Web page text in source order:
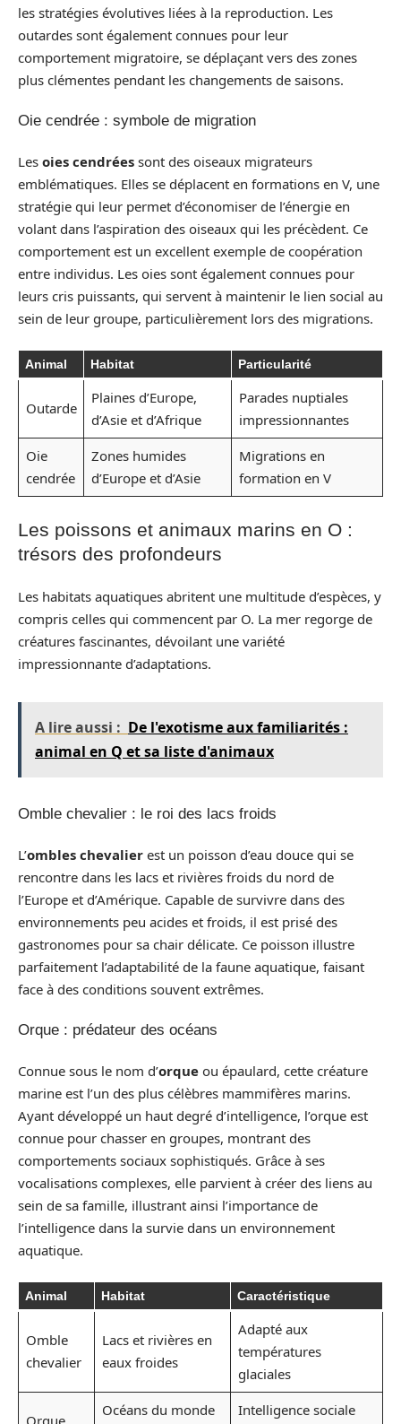
les stratégies évolutives liées à la reproduction. Les
outardes sont également connues pour leur
comportement migratoire, se déplaçant vers des zones
plus clémentes pendant les changements de saisons.
Oie cendrée : symbole de migration
Les oies cendrées sont des oiseaux migrateurs
emblématiques. Elles se déplacent en formations en V, une
stratégie qui leur permet d’économiser de l’énergie en
volant dans l’aspiration des oiseaux qui les précèdent. Ce
comportement est un excellent exemple de coopération
entre individus. Les oies sont également connues pour
leurs cris puissants, qui servent à maintenir le lien social au
sein de leur groupe, particulièrement lors des migrations.
Animal Habitat Particularité
Outarde
Plaines d’Europe,
d’Asie et d’Afrique
Parades nuptiales
impressionnantes
Oie
cendrée
Zones humides
d’Europe et d’Asie
Migrations en
formation en V
Les poissons et animaux marins en O :
trésors des profondeurs
Les habitats aquatiques abritent une multitude d’espèces, y
compris celles qui commencent par O. La mer regorge de
créatures fascinantes, dévoilant une variété
impressionnante d’adaptations.
A lire aussi : De l'exotisme aux familiarités :
animal en Q et sa liste d'animaux
Omble chevalier : le roi des lacs froids
L’ombles chevalier est un poisson d’eau douce qui se
rencontre dans les lacs et rivières froids du nord de
l’Europe et d’Amérique. Capable de survivre dans des
environnements peu acides et froids, il est prisé des
gastronomes pour sa chair délicate. Ce poisson illustre
parfaitement l’adaptabilité de la faune aquatique, faisant
face à des conditions souvent extrêmes.
Orque : prédateur des océans
Connue sous le nom d’orque ou épaulard, cette créature
marine est l’un des plus célèbres mammifères marins.
Ayant développé un haut degré d’intelligence, l’orque est
connue pour chasser en groupes, montrant des
comportements sociaux sophistiqués. Grâce à ses
vocalisations complexes, elle parvient à créer des liens au
sein de sa famille, illustrant ainsi l’importance de
l’intelligence dans la survie dans un environnement
aquatique.
Animal Habitat Caractéristique
Omble
chevalier
Lacs et rivières en
eaux froides
Adapté aux
températures
glaciales
Orque
Océans du monde
Intelligence sociale